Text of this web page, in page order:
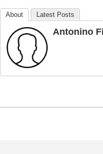
About Latest Posts
Antonino